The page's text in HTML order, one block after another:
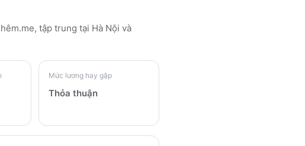
, tập trung tại Hà Nội và
Mức lương hay gặp
Thỏa thuận